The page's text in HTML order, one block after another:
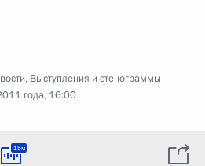
, Выступления и стенограммы
года, 16:00
15м